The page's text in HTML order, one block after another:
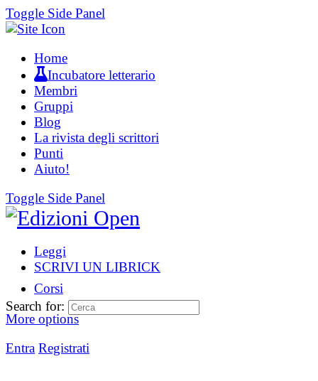
Toggle Side Panel
Home
Incubatore letterario
Membri
Gruppi
Blog
La rivista degli scrittori
Punti
Aiuto!
Toggle Side Panel
Leggi
SCRIVI UN LIBRICK
Corsi
More options
Entra Registrati
Search for: